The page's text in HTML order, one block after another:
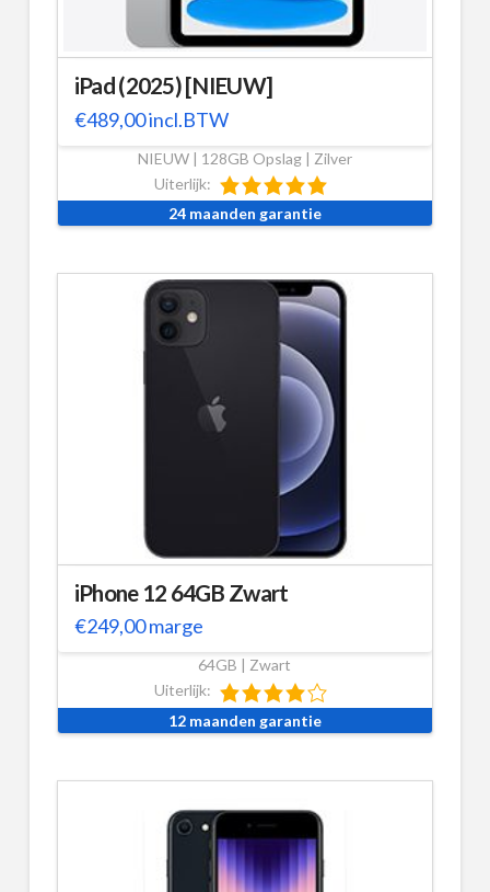
iPad (2025) [NIEUW]
€489,00incl.BTW
NIEUW | 128GB Opslag | Zilver
Uiterlijk:
24 maanden garantie
iPhone 12 64GB Zwart
€249,00marge
64GB | Zwart
Uiterlijk:
12 maanden garantie